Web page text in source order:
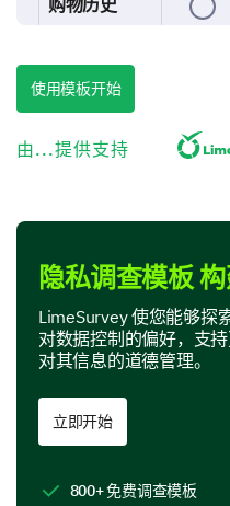
购物历史
信任和数据安全
1
银行
社交媒体平台
医疗服务提供者
政府机构
使用模板开始
由...提供支持
隐私调查模板
LimeSurvey 使您能够探
对数据控制的偏好，支
对其信息的道德管理。
立即开始
800+ 免费调查模板